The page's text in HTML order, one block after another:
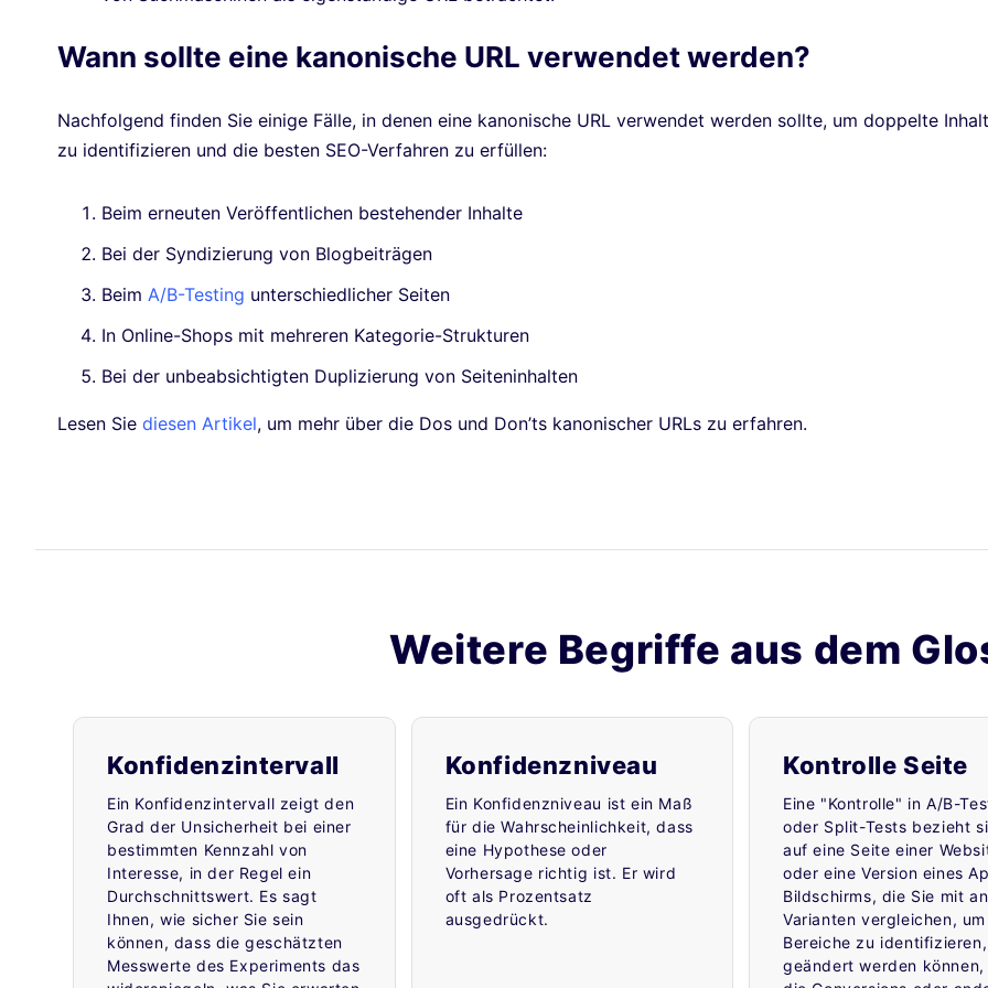
Wann sollte eine kanonische URL verwendet werden?
Nachfolgend finden Sie einige Fälle, in denen eine kanonische URL verwendet werden sollte, um doppelte
zu identifizieren und die besten SEO-Verfahren zu erfüllen:
Beim erneuten Veröffentlichen bestehender Inhalte
Bei der Syndizierung von Blogbeiträgen
Beim A/B-Testing unterschiedlicher Seiten
In Online-Shops mit mehreren Kategorie-Strukturen
Bei der unbeabsichtigten Duplizierung von Seiteninhalten
Lesen Sie diesen Artikel, um mehr über die Dos und Don’ts kanonischer URLs zu erfahren.
Weitere Begriffe aus dem
Konfidenzintervall
Ein Konfidenzintervall zeigt den
Grad der Unsicherheit bei einer
bestimmten Kennzahl von
Interesse, in der Regel ein
Durchschnittswert. Es sagt
Ihnen, wie sicher Sie sein
können, dass die geschätzten
Messwerte des Experiments das
Konfidenzniveau
Ein Konfidenzniveau ist ein Maß
für die Wahrscheinlichkeit, dass
eine Hypothese oder
Vorhersage richtig ist. Er wird
oft als Prozentsatz
ausgedrückt.
Kontrolle Seite
Eine "Kontrolle" in A/B-
oder Split-Tests bezieht
auf eine Seite einer
oder eine Version eines
Bildschirms, die Sie mit
Varianten vergleichen, um
Bereiche zu
geändert werden können,